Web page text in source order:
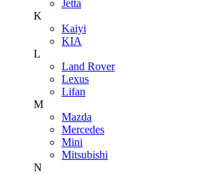
Jetta
K
Kaiyi
KIA
L
Land Rover
Lexus
Lifan
M
Mazda
Mercedes
Mini
Mitsubishi
N